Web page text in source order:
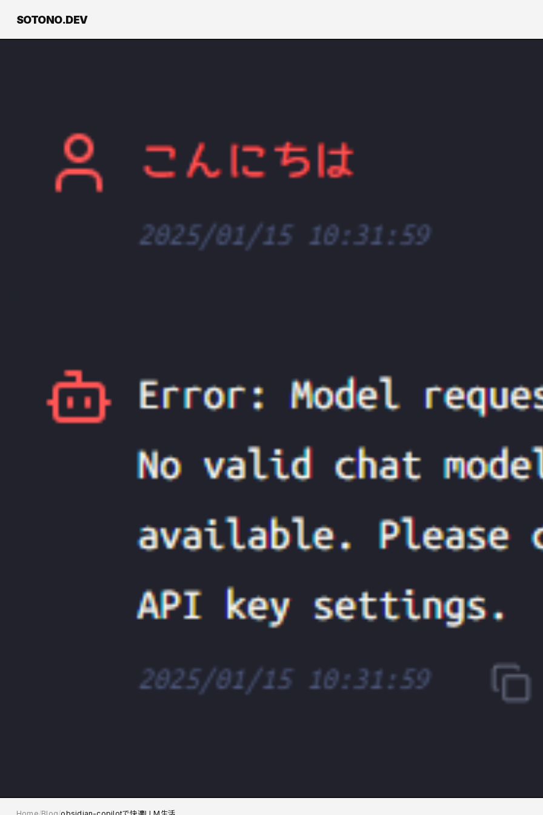
SOTONO.DEV